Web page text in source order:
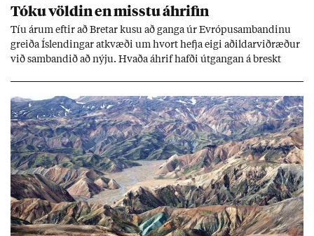
Tóku völd­in en misstu áhrif­in
Tíu ár­um eft­ir að Bret­ar kusu að ganga úr Evr­ópu­sam­band­inu
greiða Ís­lend­ing­ar at­kvæði um hvort hefja eigi að­ild­ar­við­ræð­ur
við sam­band­ið að nýju. Hvaða áhrif hafði út­gang­an á breskt